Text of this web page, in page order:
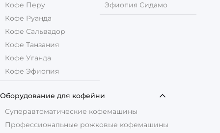
Кофе Перу
Кофе Руанда
Кофе Сальвадор
Кофе Танзания
Кофе Уганда
Кофе Эфиопия
Эфиопия Сидамо
Оборудование для кофейни
Суперавтоматические кофемашины
Профессиональные рожковые кофемашины